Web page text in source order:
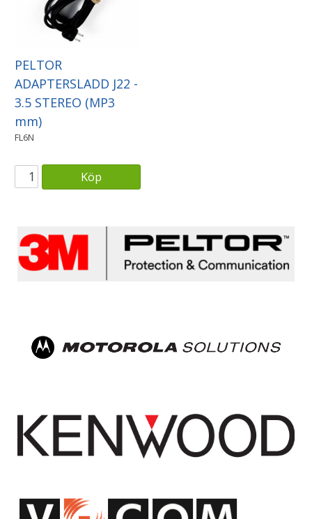
PELTOR
ADAPTERSLADD J22 -
3.5 STEREO (MP3
mm)
FL6N
Köp